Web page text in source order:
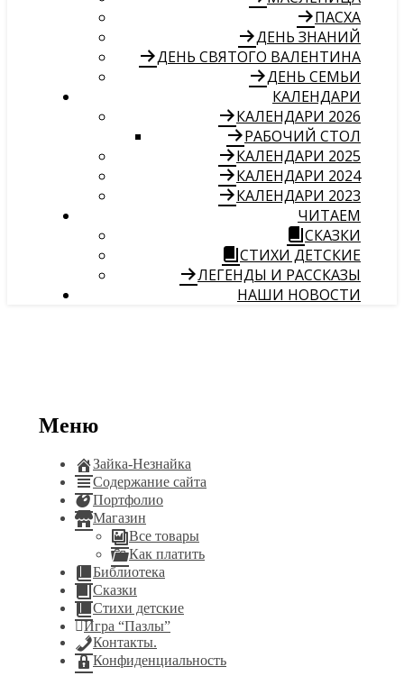
ПАСХА
ДЕНЬ ЗНАНИЙ
ДЕНЬ СВЯТОГО ВАЛЕНТИНА
ДЕНЬ СЕМЬИ
КАЛЕНДАРИ
КАЛЕНДАРИ 2026
РАБОЧИЙ СТОЛ
КАЛЕНДАРИ 2025
КАЛЕНДАРИ 2024
КАЛЕНДАРИ 2023
ЧИТАЕМ
СКАЗКИ
СТИХИ ДЕТСКИЕ
ЛЕГЕНДЫ И РАССКАЗЫ
НАШИ НОВОСТИ
Меню
Зайка-Незнайка
Содержание сайта
Портфолио
Магазин
Все товары
Как платить
Библиотека
Сказки
Стихи детские
Игра “Пазлы”
Контакты.
Конфиденциальность